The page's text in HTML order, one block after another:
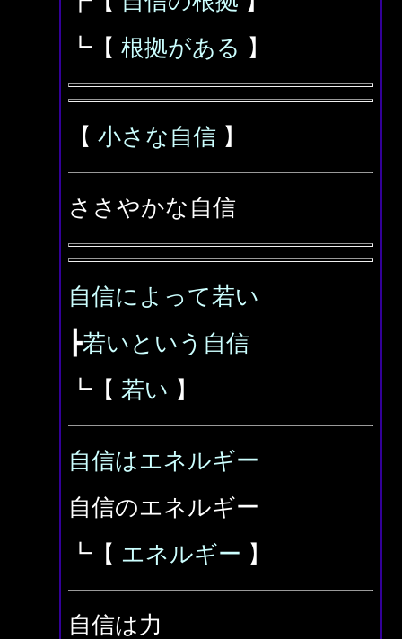
┗【 根拠がある 】
【 小さな自信 】
ささやかな自信
自信によって若い
┣若いという自信
┗【 若い 】
自信はエネルギー
自信のエネルギー
┗【 エネルギー 】
自信は力